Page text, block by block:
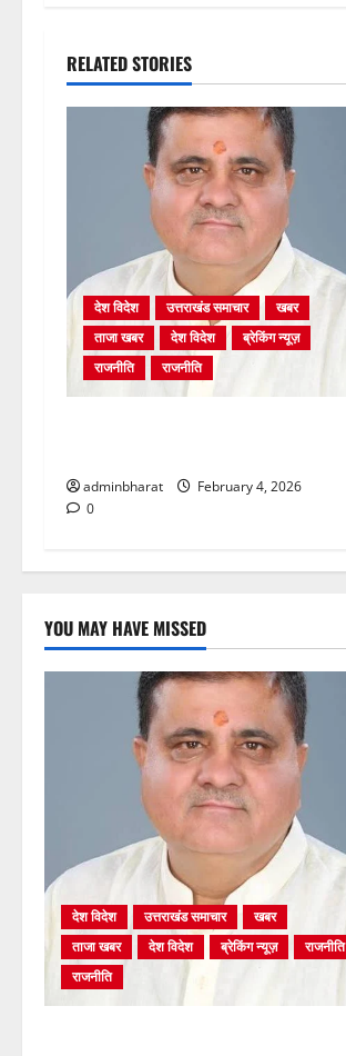
RELATED STORIES
देश विदेश उत्तराखंड समाचार
खबर
ताजा खबर
देश विदेश
ब्रेकिंग न्यूज़
राजनीति
राजनीति
adminbharat
February 4, 2026
0
YOU MAY HAVE MISSED
देश विदेश उत्तराखंड समाचार
खबर
ताजा खबर
देश विदेश ब्रेकिंग न्यूज़
राजनीति
राजनीति